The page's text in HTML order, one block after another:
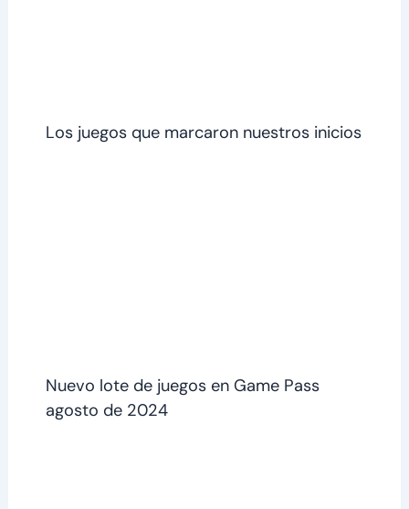
Los juegos que marcaron nuestros inicios
Nuevo lote de juegos en Game Pass
agosto de 2024